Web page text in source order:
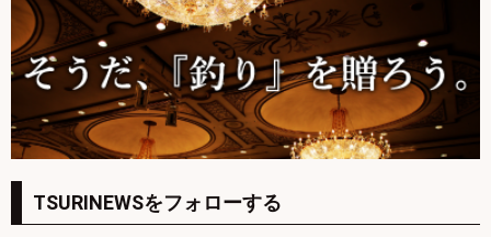
TSURINEWSをフォローする